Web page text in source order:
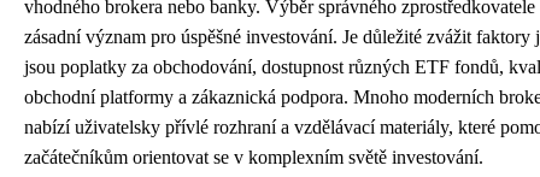
vhodného brokera nebo banky. Výběr správného zprostředkovatele
zásadní význam pro úspěšné investování. Je důležité zvážit faktory
jsou poplatky za obchodování, dostupnost různých ETF fondů,
obchodní platformy a zákaznická podpora. Mnoho moderních
nabízí uživatelsky přívlé rozhraní a vzdělávací materiály, které
začátečníkům orientovat se v komplexním světě investování.